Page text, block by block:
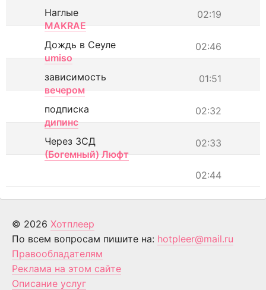
02:19
Наглые
MAKRAE
02:46
Дождь в Сеуле
umiso
01:51
зависимость
вечером
02:32
подписка
дипинс
02:33
Через ЗСД
(Богемный) Люфт
02:44
© 2026 Хотплеер
По всем вопросам пишите на: hotpleer@mail.ru
Правообладателям
Реклама на этом сайте
Описание услуг